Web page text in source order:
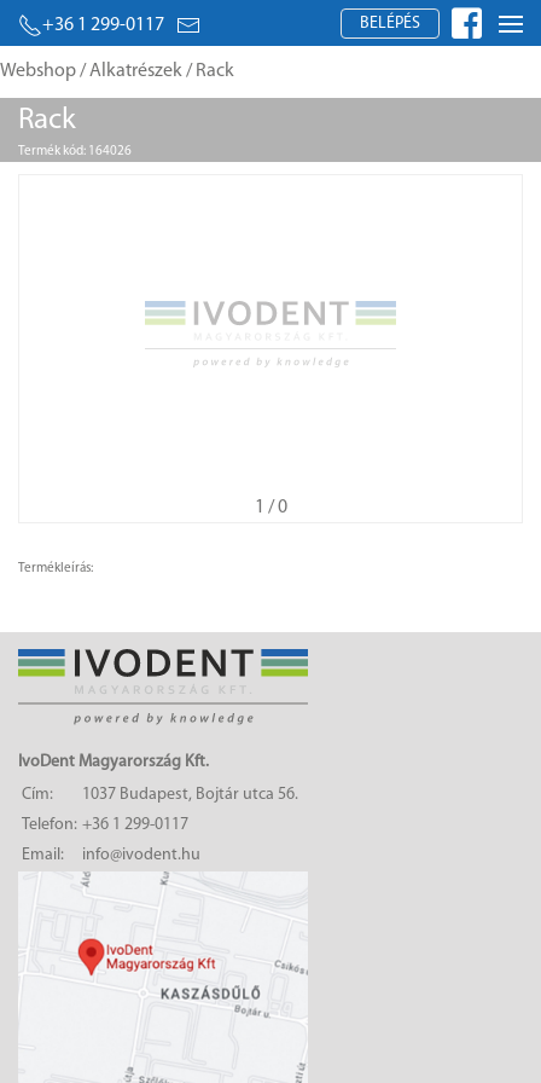
+36 1 299-0117 BELÉPÉS
Webshop/Alkatrészek/ Rack
Rack
Termék kód: 164026
1 / 0
Termékleírás:
IvoDent Magyarország Kft.
Cím:
1037 Budapest, Bojtár utca 56.
Telefon: +36 1 299-0117
Email:
info@ivodent.hu